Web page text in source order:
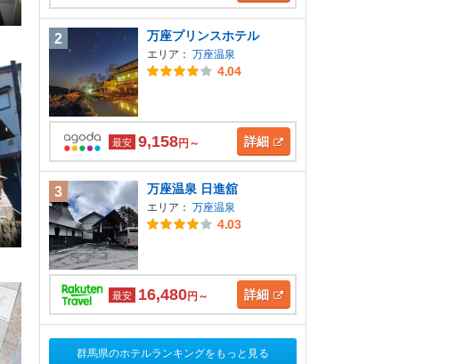
2 万座プリンスホテル
エリア： 万座温泉
4.04
最安 9,158円～ 詳細
3 万座温泉 日進舘
エリア： 万座温泉
4.03
最安 16,480円～ 詳細
群馬県のホテルランキングをもっと見る